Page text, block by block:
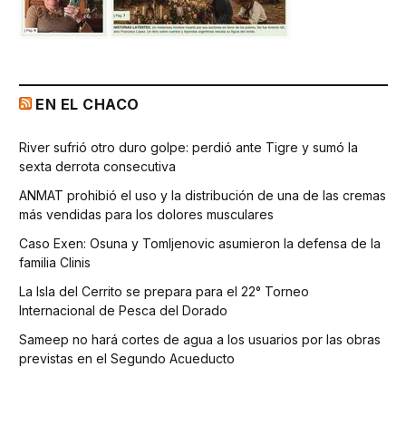
EN EL CHACO
River sufrió otro duro golpe: perdió ante Tigre y sumó la
sexta derrota consecutiva
ANMAT prohibió el uso y la distribución de una de las cremas
más vendidas para los dolores musculares
Caso Exen: Osuna y Tomljenovic asumieron la defensa de la
familia Clinis
La Isla del Cerrito se prepara para el 22° Torneo
Internacional de Pesca del Dorado
Sameep no hará cortes de agua a los usuarios por las obras
previstas en el Segundo Acueducto